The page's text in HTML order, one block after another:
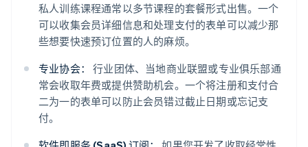
私人训练课程通常以多节课程的套餐形式出售。一个
可以收集会员详细信息和处理支付的表单可以减少那
些想要快速预订位置的人的麻烦。
专业协会：
行业团体、当地商业联盟或专业俱乐部通
常会收取年费或提供赞助机会。一个将注册和支付合
二为一的表单可以防止会员错过截止日期或忘记支
付。
阿联酋
English
爱尔兰
English
爱沙尼亚
English
奥地利
DeutschEnglish
澳大利亚